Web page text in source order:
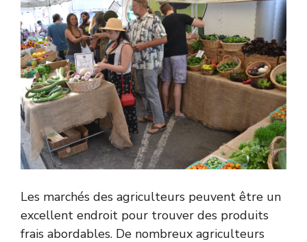
Les marchés des agriculteurs peuvent être un
excellent endroit pour trouver des produits
frais abordables. De nombreux agriculteurs